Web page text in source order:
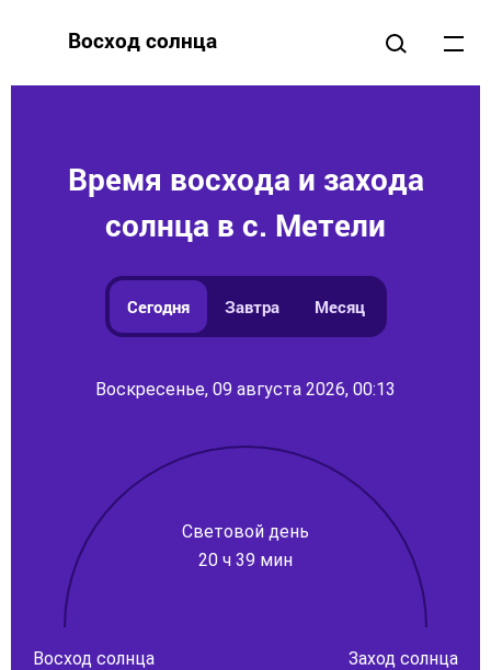
Восход солнца
Время восхода и захода
солнца в с. Метели
Сегодня Завтра Месяц
Воскресенье, 09 августа 2026, 00:13
Световой день
20 ч 39 мин
Восход солнца Заход солнца